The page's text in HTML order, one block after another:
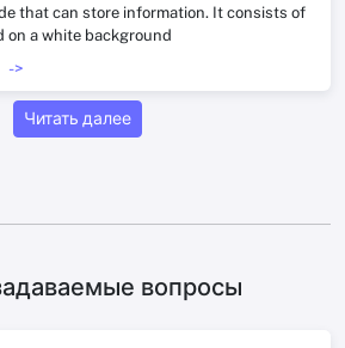
that can store information. It consists of
on a white background
->
Читать далее
вопросы